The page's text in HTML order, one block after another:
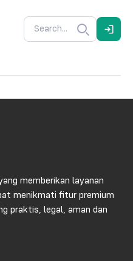
memberikan layanan
menikmati fitur premium
praktis, legal, aman dan